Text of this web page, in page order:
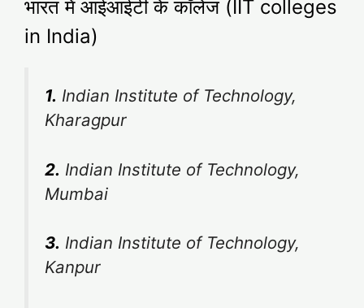
भारत में आईआईटी के कॉलेज (IIT colleges
in India)
1. Indian Institute of Technology,
Kharagpur
2. Indian Institute of Technology,
Mumbai
3. Indian Institute of Technology,
Kanpur